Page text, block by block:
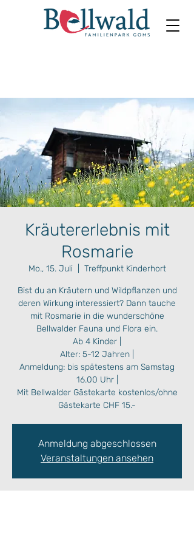
Kräutererlebnis mit
Rosmarie
Mo., 15. Juli
  |
Treffpunkt Kinderhort
Bist du an Kräutern und Wildpflanzen und
deren Wirkung interessiert? Dann tauche
mit Rosmarie in die wunderschöne
Bellwalder Fauna und Flora ein.
Ab 4 Kinder |
Alter: 5-12 Jahren |
Anmeldung: bis spätestens am Samstag
16.00 Uhr |
Mit Bellwalder Gästekarte kostenlos/ohne
Gästekarte CHF 15.-
Anmeldung abgeschlossen
Veranstaltungen ansehen